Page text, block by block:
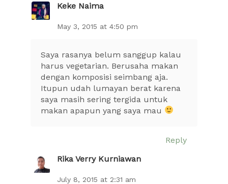
Keke Naima
May 3, 2015 at 4:50 pm
Saya rasanya belum sanggup kalau
harus vegetarian. Berusaha makan
dengan komposisi seimbang aja.
Itupun udah lumayan berat karena
saya masih sering tergida untuk
makan apapun yang saya mau
Reply
Rika Verry Kurniawan
July 8, 2015 at 2:31 am